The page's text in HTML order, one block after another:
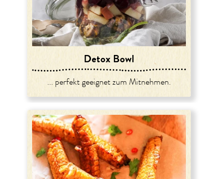
Detox Bowl
... perfekt geeignet zum Mitnehmen.